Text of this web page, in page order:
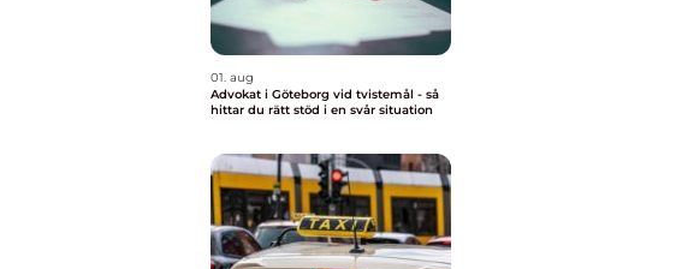
01. aug
Advokat i Göteborg vid tvistemål - så
hittar du rätt stöd i en svår situation